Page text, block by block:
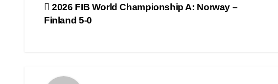
Post
2026 FIB World Championship A: Norway –
Finland 5-0